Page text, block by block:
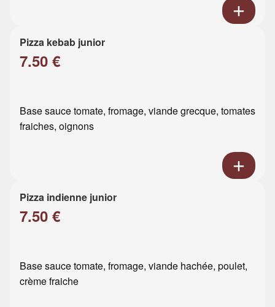
Pizza kebab junior
7.50 €
Base sauce tomate, fromage, viande grecque, tomates
fraiches, oignons
Pizza indienne junior
7.50 €
Base sauce tomate, fromage, viande hachée, poulet,
crème fraiche